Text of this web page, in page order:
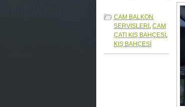
CAM BALKON
SERVİSLERİ , CAM
ÇATI KIŞ BAHÇESİ ,
KIŞ BAHÇESİ